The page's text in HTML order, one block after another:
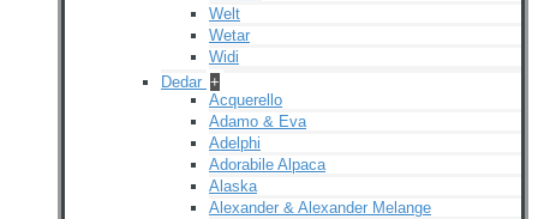
Welt
Wetar
Widi
Dedar +
Acquerello
Adamo & Eva
Adelphi
Adorabile Alpaca
Alaska
Alexander & Alexander Melange